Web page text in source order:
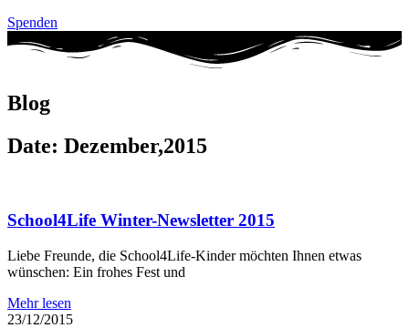
Spenden
Blog
Date: Dezember,2015
School4Life Winter-Newsletter 2015
Liebe Freunde, die School4Life-Kinder möchten Ihnen etwas
wünschen: Ein frohes Fest und
Mehr lesen
23/12/2015